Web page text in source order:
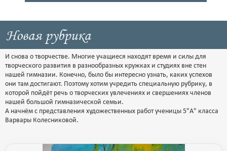
Новая рубрика
И снова о творчестве. Многие учащиеся находят время и силы для
творческого развития в разнообразных кружках и студиях вне стен
нашей гимназии. Конечно, было бы интересно узнать, каких успехов
они там достигают. Поэтому хотим учредить специальную рубрику, в
которой пойдёт речь о творческих увлечениях и свершениях членов
нашей большой гимназической семьи.
А начнём с представления художественных работ ученицы 5"А" класса
Варвары Колесниковой.